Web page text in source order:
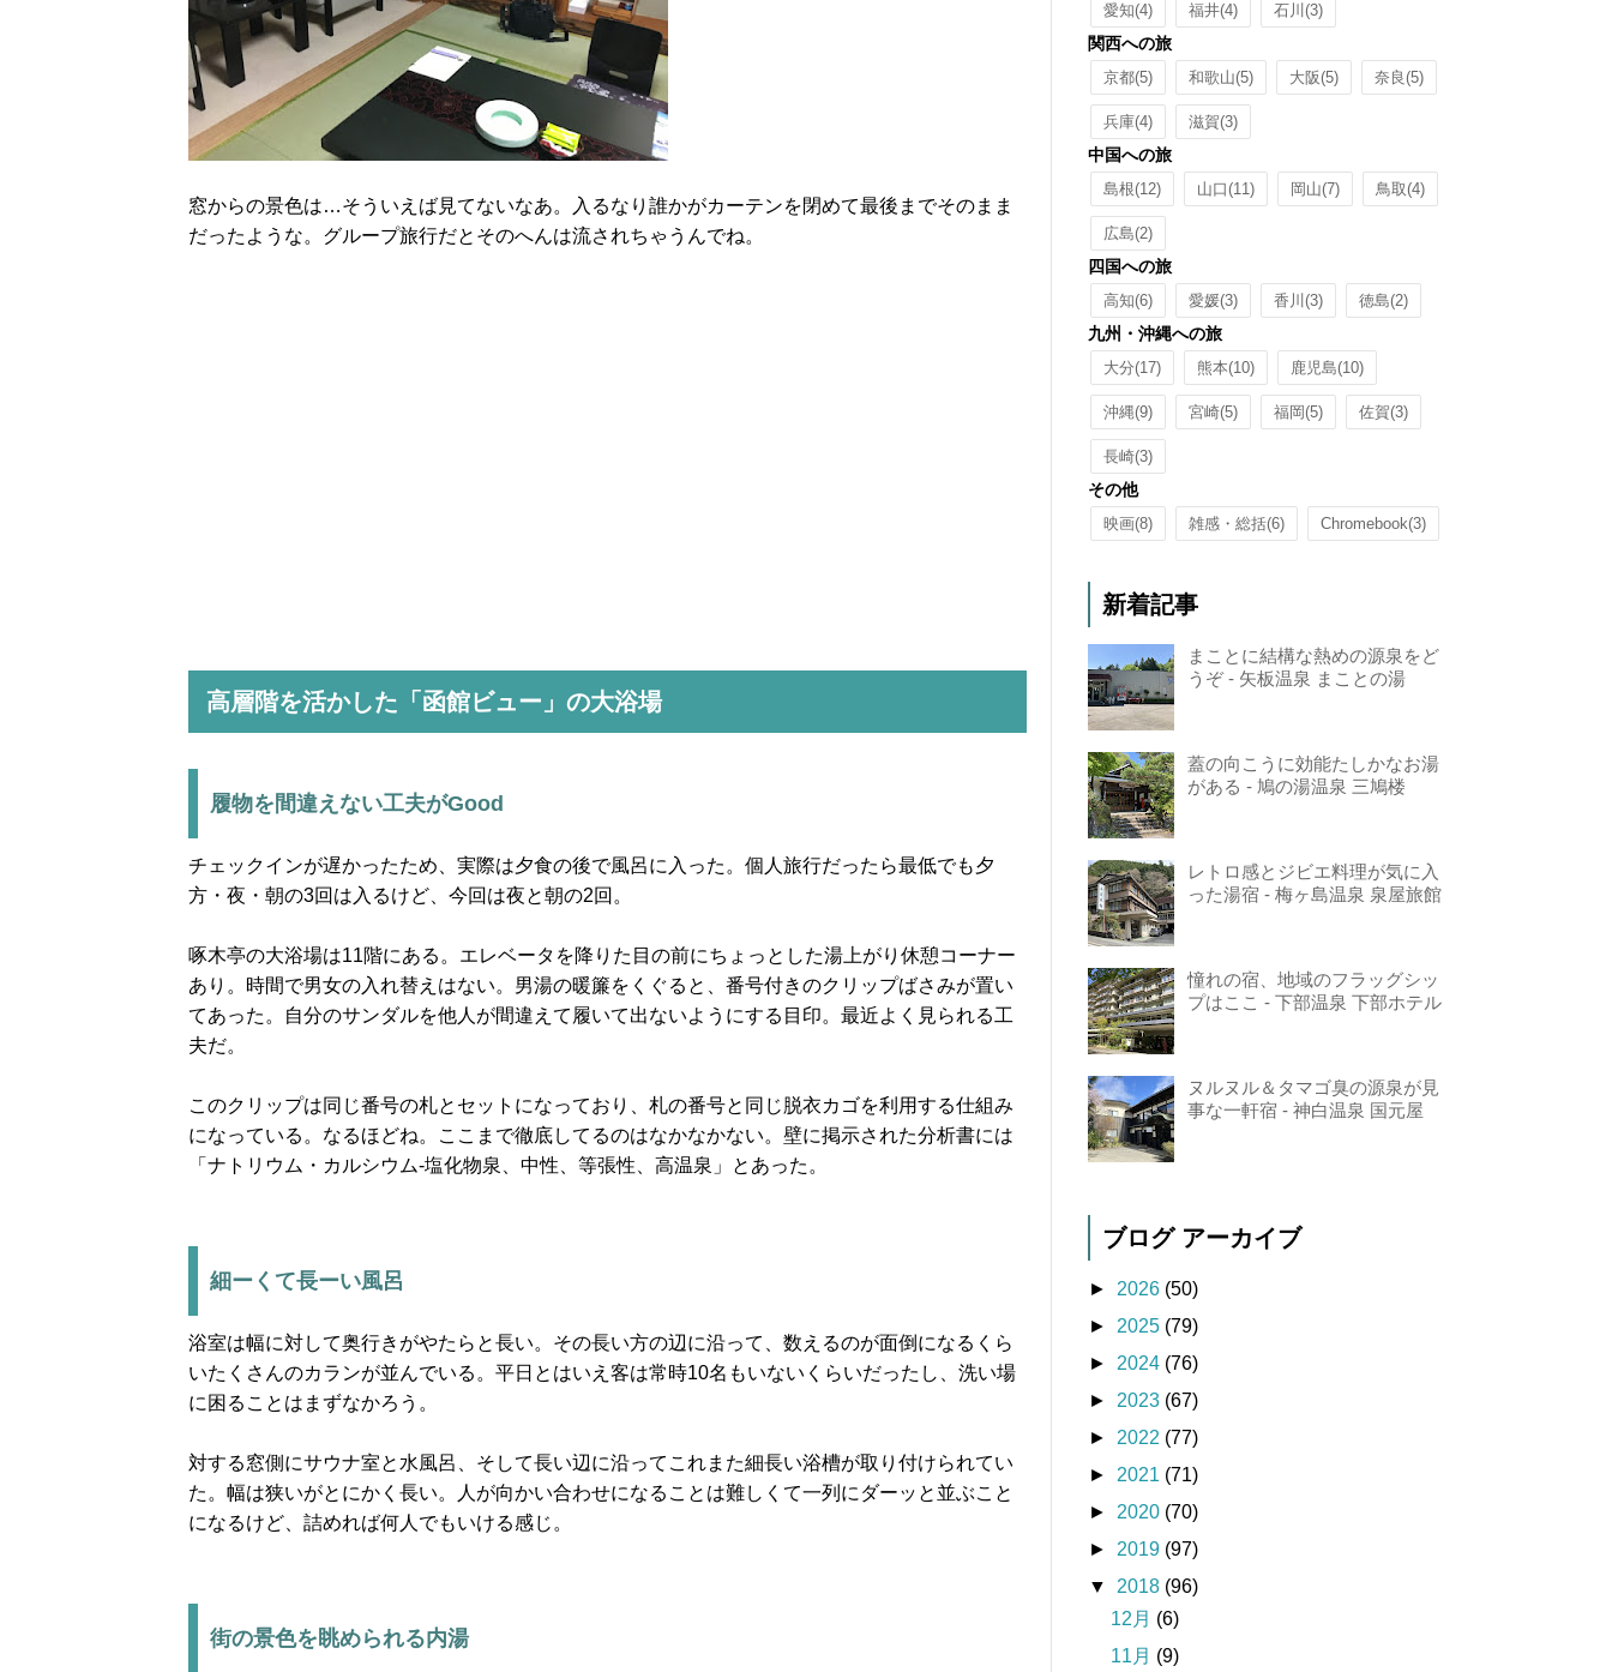
窓からの景色は…そういえば見てないなあ。入るなり誰かがカーテンを閉めて最後までそのまま
だったような。グループ旅行だとそのへんは流されちゃうんでね。
高層階を活かした「函館ビュー」の大浴場
履物を間違えない工夫がGood
チェックインが遅かったため、実際は夕食の後で風呂に入った。個人旅行だったら最低でも夕
方・夜・朝の3回は入るけど、今回は夜と朝の2回。
啄木亭の大浴場は11階にある。エレベータを降りた目の前にちょっとした湯上がり休憩コーナー
あり。時間で男女の入れ替えはない。男湯の暖簾をくぐると、番号付きのクリップばさみが置い
てあった。自分のサンダルを他人が間違えて履いて出ないようにする目印。最近よく見られる工
夫だ。
このクリップは同じ番号の札とセットになっており、札の番号と同じ脱衣カゴを利用する仕組み
になっている。なるほどね。ここまで徹底してるのはなかなかない。壁に掲示された分析書には
「ナトリウム・カルシウム-塩化物泉、中性、等張性、高温泉」とあった。
細ーくて長ーい風呂
浴室は幅に対して奥行きがやたらと長い。その長い方の辺に沿って、数えるのが面倒になるくら
いたくさんのカランが並んでいる。平日とはいえ客は常時10名もいないくらいだったし、洗い場
に困ることはまずなかろう。
対する窓側にサウナ室と水風呂、そして長い辺に沿ってこれまた細長い浴槽が取り付けられてい
た。幅は狭いがとにかく長い。人が向かい合わせになることは難しくて一列にダーッと並ぶこと
になるけど、詰めれば何人でもいける感じ。
街の景色を眺められる内湯
愛知(4) 福井(4) 石川 (3)
関西への旅
京都(5) 和歌山(5) 大阪(5) 奈良(5)
兵庫(4) 滋賀(3)
中国への旅
島根(12) 山口(11) 岡山(7) 鳥取(4)
広島(2)
四国への旅
高知(6) 愛媛(3) 香川 (3) 徳島(2)
九州・沖縄への旅
大分(17) 熊本(10) 鹿児島(10)
沖縄(9) 宮崎(5) 福岡(5) 佐賀(3)
長崎(3)
その他
映画(8) 雑感・総括(6) Chromebook(3)
新着記事
まことに結構な熱めの源泉をど
うぞ - 矢板温泉 まことの湯
蓋の向こうに効能たしかなお湯
がある - 鳩の湯温泉 三鳩楼
レトロ感とジビエ料理が気に入
った湯宿 - 梅ヶ島温泉 泉屋旅館
憧れの宿、地域のフラッグシッ
プはここ - 下部温泉 下部ホテル
ヌルヌル＆タマゴ臭の源泉が見
事な一軒宿 - 神白温泉 国元屋
ブログ アーカイブ
► 2026 (50)
► 2025 (79)
► 2024 (76)
► 2023 (67)
► 2022 (77)
► 2021 (71)
► 2020 (70)
► 2019 (97)
▼ 2018 (96)
12月 (6)
11月 (9)